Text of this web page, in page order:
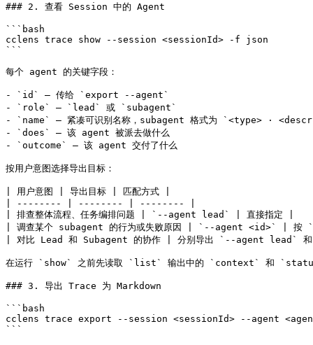
### 2. 查看 Session 中的 Agent
```bash
cclens trace show --session <sessionId> -f json
```
每个 agent 的关键字段：
- `id` — 传给 `export --agent`
- `role` — `lead` 或 `subagent`
- `name` — 紧凑可识别名称，subagent 格式为 `<type> ·
- `does` — 该 agent 被派去做什么
- `outcome` — 该 agent 交付了什么
按用户意图选择导出目标：
| 用户意图 | 导出目标 | 匹配方式 |
| -------- | -------- | -------- |
| 排查整体流程、任务编排问题 | `--agent lead` | 直接指定 |
| 调查某个 subagent 的行为或失败原因 | `--agent <id>` | 按
| 对比 Lead 和 Subagent 的协作 | 分别导出 `--agent
在运行 `show` 之前先读取 `list` 输出中的 `context` 和 `status`
### 3. 导出 Trace 为 Markdown
```bash
cclens trace export --session <sessionId> --agent
```